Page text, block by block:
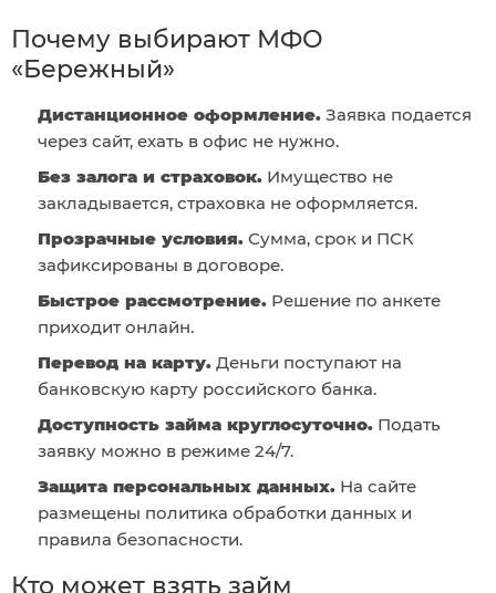
Почему выбирают МФО
«Бережный»
Дистанционное оформление. Заявка подается
через сайт, ехать в офис не нужно.
Без залога и страховок. Имущество не
закладывается, страховка не оформляется.
Прозрачные условия. Сумма, срок и ПСК
зафиксированы в договоре.
Быстрое рассмотрение. Решение по анкете
приходит онлайн.
Перевод на карту. Деньги поступают на
банковскую карту российского банка.
Доступность займа круглосуточно. Подать
заявку можно в режиме 24/7.
Защита персональных данных. На сайте
размещены политика обработки данных и
правила безопасности.
Кто может взять займ